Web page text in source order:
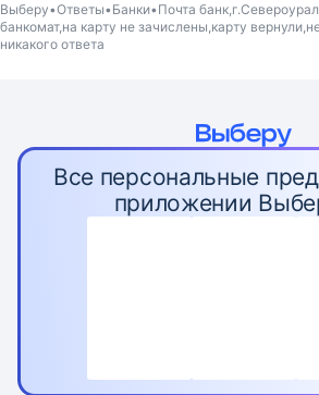
Выберу Ответы Банки Почта
банкомат,на карту не зачислены,карту
никакого ответа
Все персональные
приложении